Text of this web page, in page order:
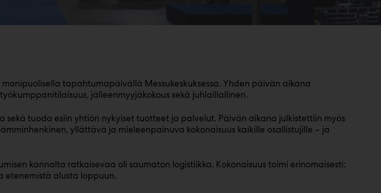
tapahtumapäivällä Messukeskuksessa. Yhden päivän aikana
jälleenmyyjäkokous sekä juhlaillallinen.
tuoda esiin yhtiön nykyiset tuotteet ja palvelut. Päivän aikana julkistettiin myös
yllättävä ja mieleenpainuva kokonaisuus kaikille osallistujille – ja
kannalta ratkaisevaa oli saumaton logistiikka. Kokonaisuus toimi erinomaisesti:
alusta loppuun.